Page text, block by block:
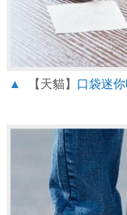
▲ 【天貓】 口袋迷